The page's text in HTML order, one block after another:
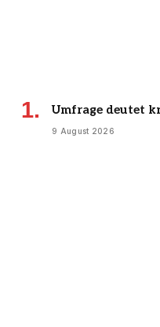
Umfrage deutet
9 August 2026